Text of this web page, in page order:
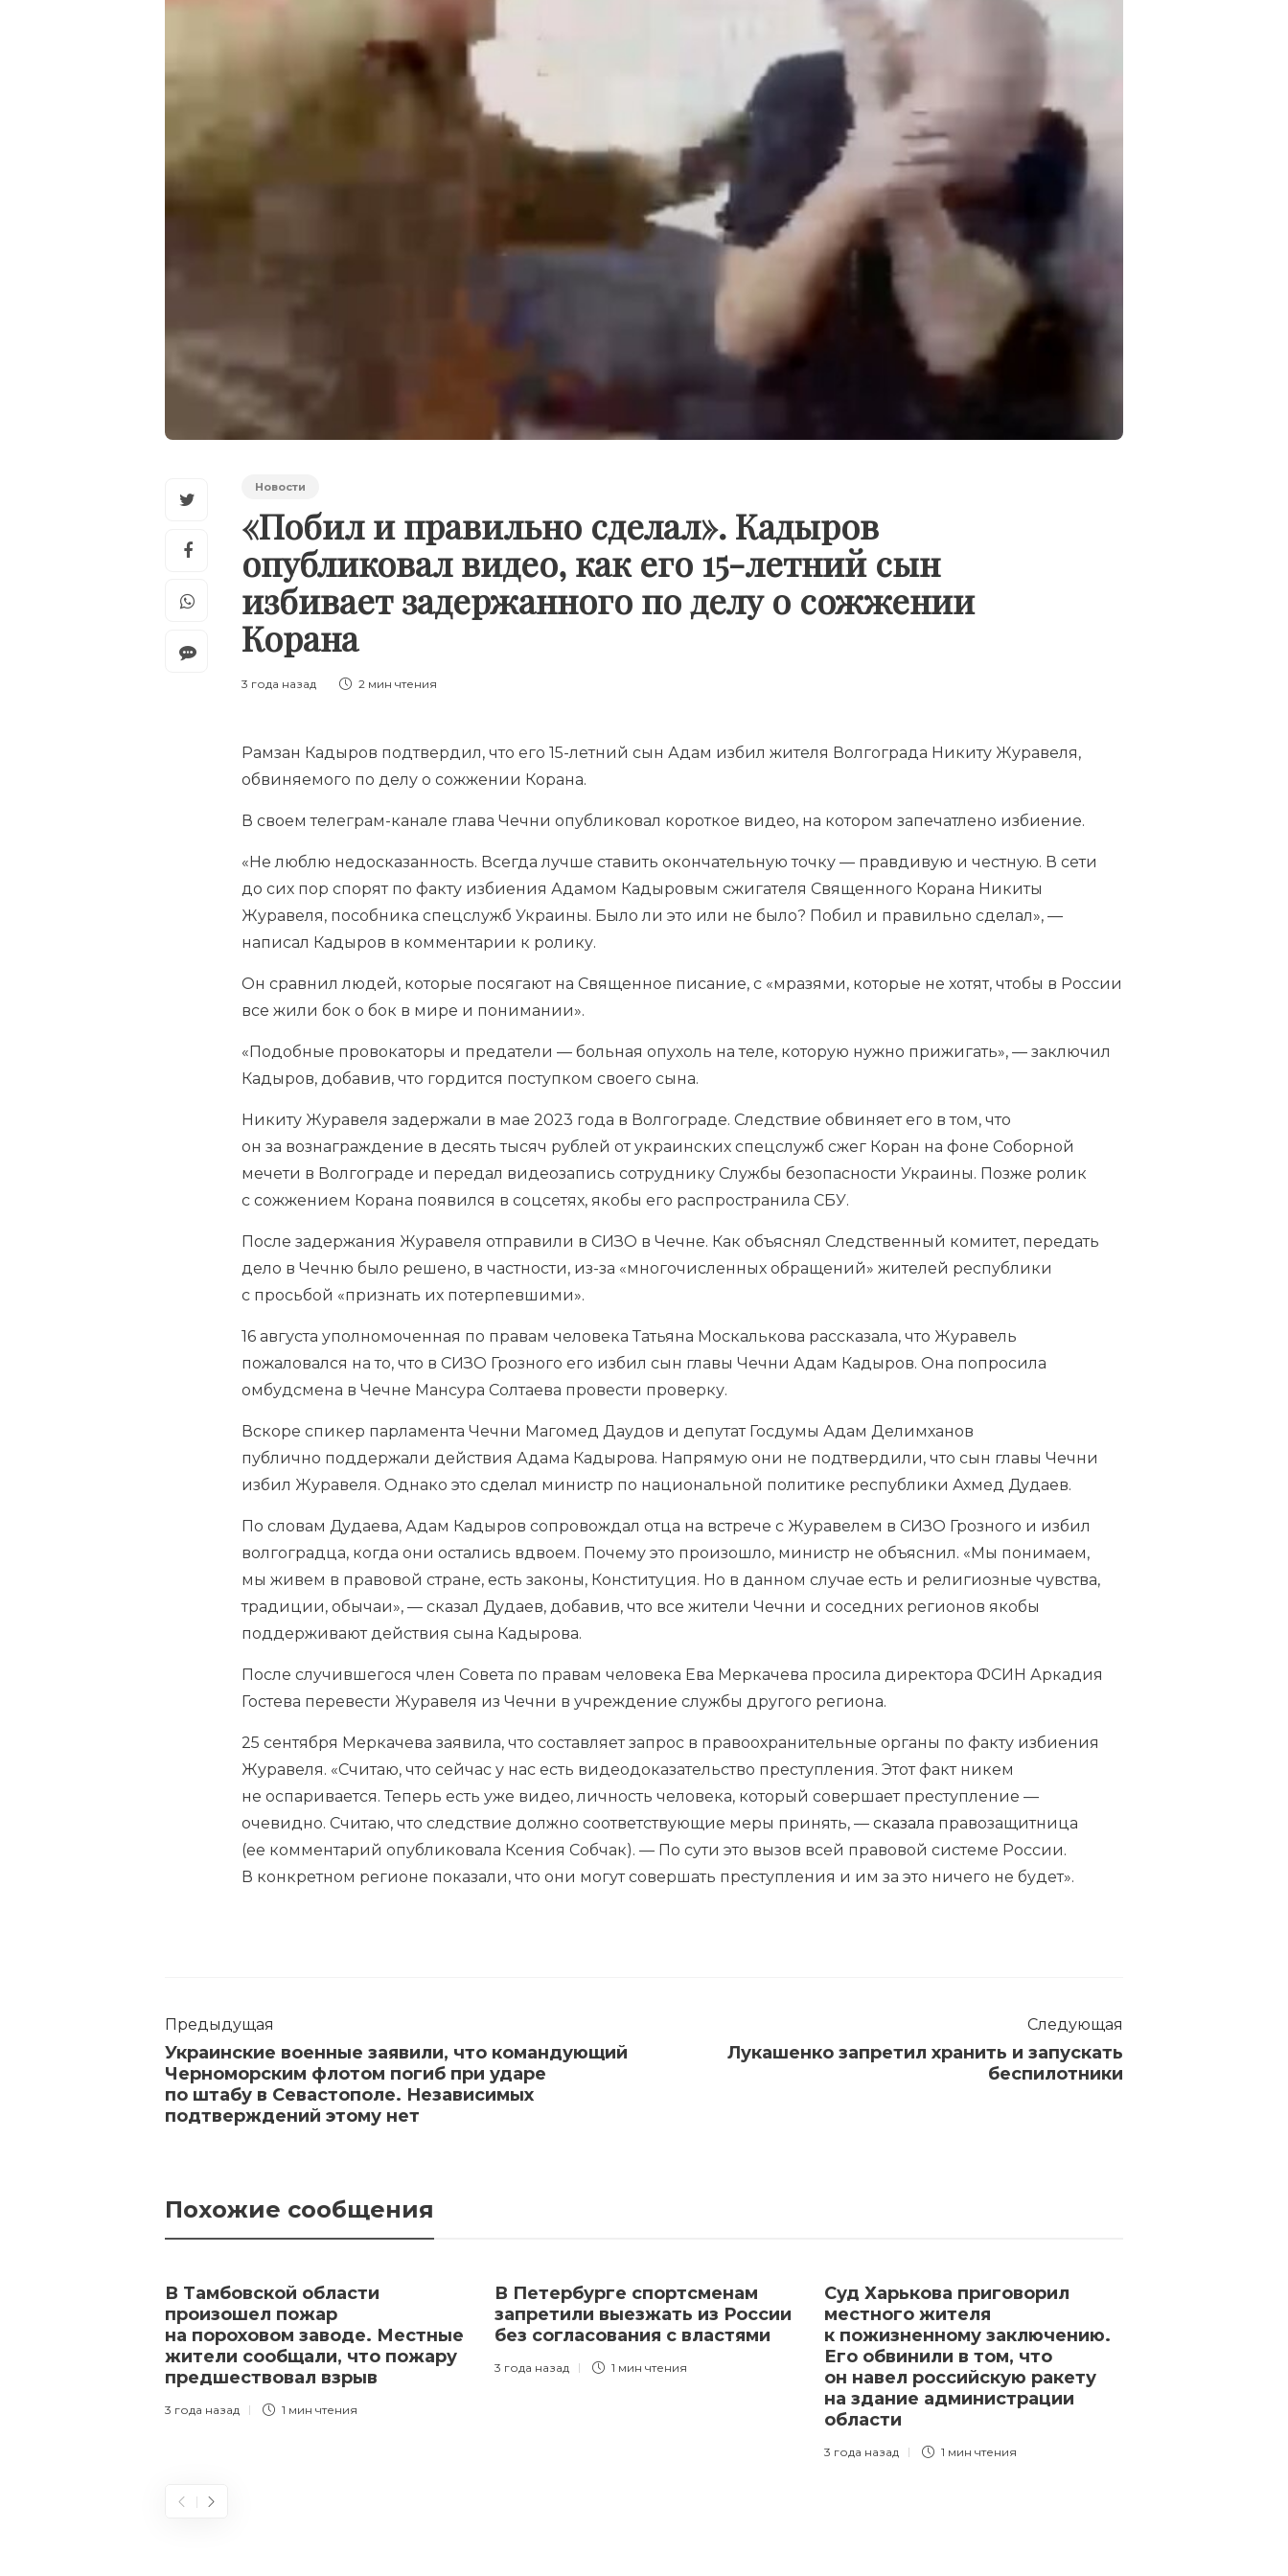
Новости
«Побил и правильно сделал». Кадыров
опубликовал видео, как его 15-летний сын
избивает задержанного по делу о сожжении
Корана
3 года назад 2 мин чтения
Рамзан Кадыров подтвердил, что его 15-летний сын Адам избил жителя Волгограда Никиту Журавеля,
обвиняемого по делу о сожжении Корана.
В своем телеграм-канале глава Чечни опубликовал короткое видео, на котором запечатлено избиение.
«Не люблю недосказанность. Всегда лучше ставить окончательную точку — правдивую и честную. В сети
до сих пор спорят по факту избиения Адамом Кадыровым сжигателя Священного Корана Никиты
Журавеля, пособника спецслужб Украины. Было ли это или не было? Побил и правильно сделал», —
написал Кадыров в комментарии к ролику.
Он сравнил людей, которые посягают на Священное писание, с «мразями, которые не хотят, чтобы в России
все жили бок о бок в мире и понимании».
«Подобные провокаторы и предатели — больная опухоль на теле, которую нужно прижигать», — заключил
Кадыров, добавив, что гордится поступком своего сына.
Никиту Журавеля задержали в мае 2023 года в Волгограде. Следствие обвиняет его в том, что
он за вознаграждение в десять тысяч рублей от украинских спецслужб сжег Коран на фоне Соборной
мечети в Волгограде и передал видеозапись сотруднику Службы безопасности Украины. Позже ролик
с сожжением Корана появился в соцсетях, якобы его распространила СБУ.
После задержания Журавеля отправили в СИЗО в Чечне. Как объяснял Следственный комитет, передать
дело в Чечню было решено, в частности, из-за «многочисленных обращений» жителей республики
с просьбой «признать их потерпевшими».
16 августа уполномоченная по правам человека Татьяна Москалькова рассказала, что Журавель
пожаловался на то, что в СИЗО Грозного его избил сын главы Чечни Адам Кадыров. Она попросила
омбудсмена в Чечне Мансура Солтаева провести проверку.
Вскоре спикер парламента Чечни Магомед Даудов и депутат Госдумы Адам Делимханов
публично поддержали действия Адама Кадырова. Напрямую они не подтвердили, что сын главы Чечни
избил Журавеля. Однако это сделал министр по национальной политике республики Ахмед Дудаев.
По словам Дудаева, Адам Кадыров сопровождал отца на встрече с Журавелем в СИЗО Грозного и избил
волгоградца, когда они остались вдвоем. Почему это произошло, министр не объяснил. «Мы понимаем,
мы живем в правовой стране, есть законы, Конституция. Но в данном случае есть и религиозные чувства,
традиции, обычаи», — сказал Дудаев, добавив, что все жители Чечни и соседних регионов якобы
поддерживают действия сына Кадырова.
После случившегося член Совета по правам человека Ева Меркачева просила директора ФСИН Аркадия
Гостева перевести Журавеля из Чечни в учреждение службы другого региона.
25 сентября Меркачева заявила, что составляет запрос в правоохранительные органы по факту избиения
Журавеля. «Считаю, что сейчас у нас есть видеодоказательство преступления. Этот факт никем
не оспаривается. Теперь есть уже видео, личность человека, который совершает преступление —
очевидно. Считаю, что следствие должно соответствующие меры принять, — сказала правозащитница
(ее комментарий опубликовала Ксения Собчак). — По сути это вызов всей правовой системе России.
В конкретном регионе показали, что они могут совершать преступления и им за это ничего не будет».
Предыдущая
Украинские военные заявили, что командующий
Черноморским флотом погиб при ударе
по штабу в Севастополе. Независимых
подтверждений этому нет
Следующая
Лукашенко запретил хранить и запускать
беспилотники
Похожие сообщения
В Тамбовской области
произошел пожар
на пороховом заводе. Местные
жители сообщали, что пожару
предшествовал взрыв
3 года назад 1 мин чтения
В Петербурге спортсменам
запретили выезжать из России
без согласования с властями
3 года назад 1 мин чтения
Суд Харькова приговорил
местного жителя
к пожизненному заключению.
Его обвинили в том, что
он навел российскую ракету
на здание администрации
области
3 года назад 1 мин чтения